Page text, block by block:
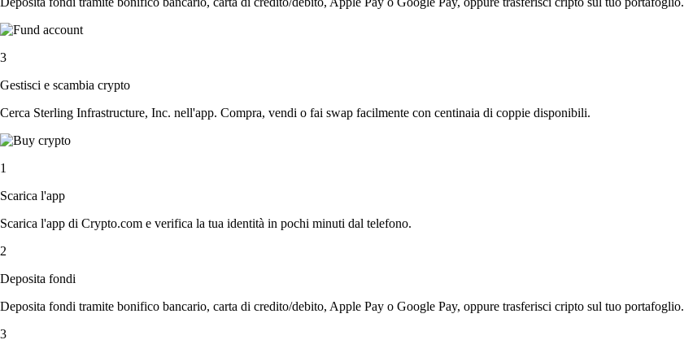
3
Gestisci e scambia crypto
Cerca Sterling Infrastructure, Inc. nell'app. Compra, vendi o fai swap facilmente con centinaia di coppie disponibili.
1
Scarica l'app
Scarica l'app di Crypto.com e verifica la tua identità in pochi minuti dal telefono.
2
Deposita fondi
Deposita fondi tramite bonifico bancario, carta di credito/debito, Apple Pay o Google Pay, oppure trasferisci cripto sul tuo portafoglio.
3